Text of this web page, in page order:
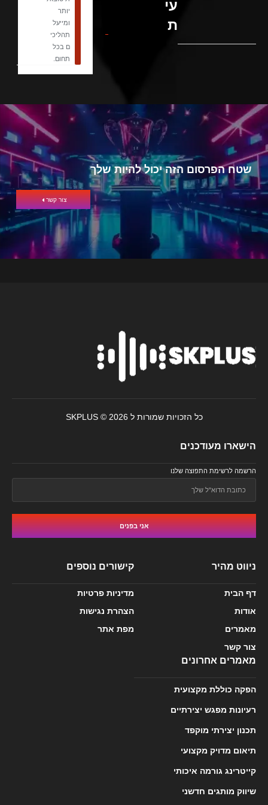
עי
ת
יותר
ומייעל
תהליכי
ם בכל
תחום.
שטח הפרסום הזה יכול להיות שלך
צור קשר
הישארו מעודכנים
הרשמה לרשימת התפוצה שלנו
אני בפנים
ניווט מהיר
דף הבית
אודות
מאמרים
צור קשר
קישורים נוספים
מדיניות פרטיות
הצהרת נגישות
מפת אתר
מאמרים אחרונים
הפקה כוללת מקצועית
רעיונות מפגש יצירתיים
תכנון יצירתי מוקפד
תיאום מדויק מקצועי
קייטרינג גורמה איכותי
שיווק מותגים חדשני
כל הזכויות שמורות ל SKPLUS © 2026